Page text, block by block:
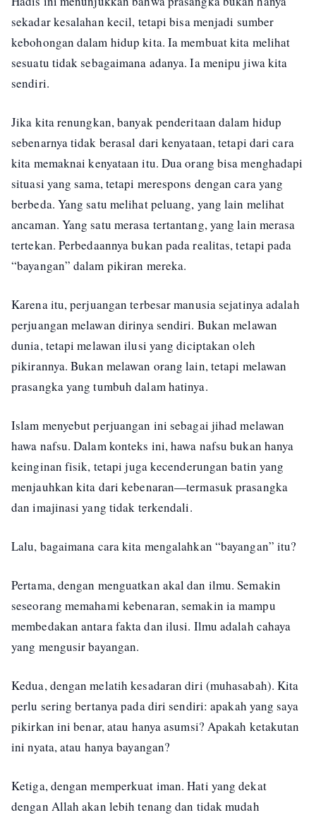
sekadar kesalahan kecil, tetapi bisa menjadi sumber
kebohongan dalam hidup kita. Ia membuat kita melihat
sesuatu tidak sebagaimana adanya. Ia menipu jiwa kita
sendiri.
Jika kita renungkan, banyak penderitaan dalam hidup
sebenarnya tidak berasal dari kenyataan, tetapi dari cara
kita memaknai kenyataan itu. Dua orang bisa menghadapi
situasi yang sama, tetapi merespons dengan cara yang
berbeda. Yang satu melihat peluang, yang lain melihat
ancaman. Yang satu merasa tertantang, yang lain merasa
tertekan. Perbedaannya bukan pada realitas, tetapi pada
“bayangan” dalam pikiran mereka.
Karena itu, perjuangan terbesar manusia sejatinya adalah
perjuangan melawan dirinya sendiri. Bukan melawan
dunia, tetapi melawan ilusi yang diciptakan oleh
pikirannya. Bukan melawan orang lain, tetapi melawan
prasangka yang tumbuh dalam hatinya.
Islam menyebut perjuangan ini sebagai jihad melawan
hawa nafsu. Dalam konteks ini, hawa nafsu bukan hanya
keinginan fisik, tetapi juga kecenderungan batin yang
menjauhkan kita dari kebenaran—termasuk prasangka
dan imajinasi yang tidak terkendali.
Lalu, bagaimana cara kita mengalahkan “bayangan” itu?
Pertama, dengan menguatkan akal dan ilmu. Semakin
seseorang memahami kebenaran, semakin ia mampu
membedakan antara fakta dan ilusi. Ilmu adalah cahaya
yang mengusir bayangan.
Kedua, dengan melatih kesadaran diri (muhasabah). Kita
perlu sering bertanya pada diri sendiri: apakah yang saya
pikirkan ini benar, atau hanya asumsi? Apakah ketakutan
ini nyata, atau hanya bayangan?
Ketiga, dengan memperkuat iman. Hati yang dekat
dengan Allah akan lebih tenang dan tidak mudah